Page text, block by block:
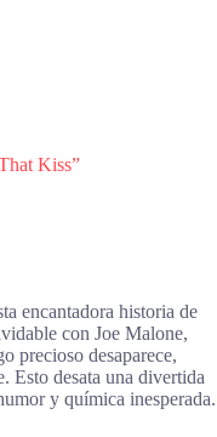
Kiss”
encantadora historia de
con Joe Malone,
precioso desaparece,
Esto desata una divertida
y química inesperada.